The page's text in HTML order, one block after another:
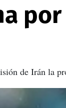
de Irán la